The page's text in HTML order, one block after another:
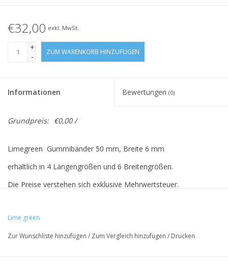
€32,00 exkl. MwSt.
+
-
ZUM WARENKORB HINZUFÜGEN
Informationen Bewertungen (0)
Grundpreis: €0,00 /
Limegreen Gummibänder 50 mm, Breite 6 mm
erhältlich in 4 Längengrößen und 6 Breitengrößen.
Die Preise verstehen sich exklusive Mehrwertsteuer.
Vreeberg-Elastics haben folgende Eigenschaften:
- hohe Elastizität
Lime green
Zur Wunschliste hinzufügen / Zum Vergleich hinzufügen / Drucken